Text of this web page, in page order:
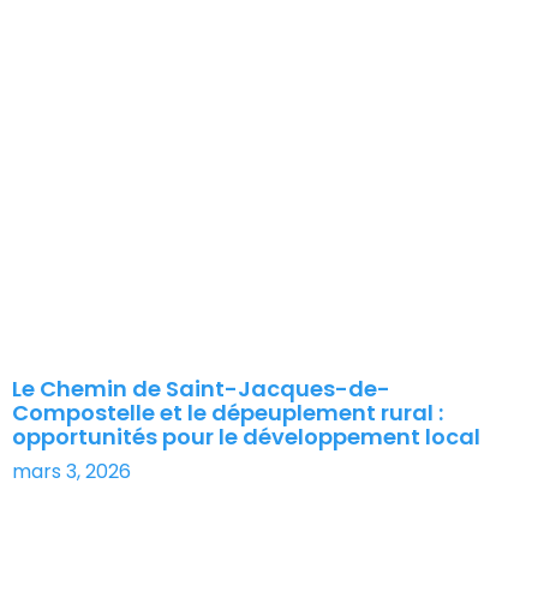
Le Chemin de Saint-Jacques-de-
Compostelle et le dépeuplement rural :
opportunités pour le développement local
mars 3, 2026